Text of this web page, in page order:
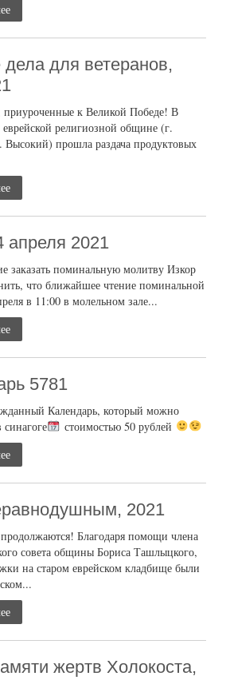
для ветеранов,
приуроченные к Великой Победе! В
религиозной общине (г.
прошла раздача продуктовых
апреля 2021
заказать поминальную молитву Изкор
что ближайшее чтение поминальной
в 11:00 в молельном зале...
5781
Календарь, который можно
стоимостью 50 рублей
2021
Благодаря помощи члена
совета общины Бориса Ташлыцкого,
на старом еврейском кладбище были
жертв Холокоста,